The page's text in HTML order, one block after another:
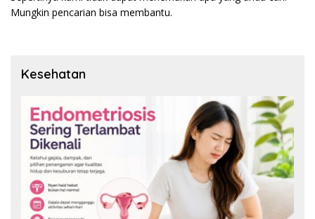
Mungkin pencarian bisa membantu.
Kesehatan